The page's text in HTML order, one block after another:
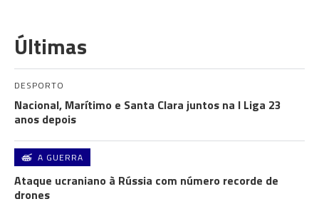
Últimas
DESPORTO
Nacional, Marítimo e Santa Clara juntos na I Liga 23
anos depois
A GUERRA
Ataque ucraniano à Rússia com número recorde de
drones